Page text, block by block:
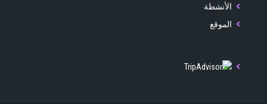
الأنشطة
الموقع